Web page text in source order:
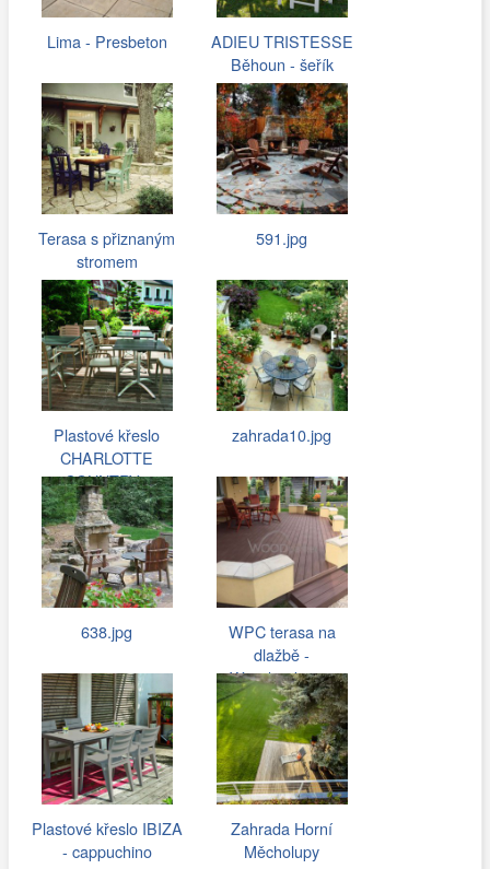
Lima - Presbeton
ADIEU TRISTESSE
Běhoun - šeřík
Terasa s přiznaným
stromem
591.jpg
Plastové křeslo
CHARLOTTE
COUNTRY -
cappuccino
zahrada10.jpg
638.jpg
WPC terasa na
dlažbě -
Woodparket.cz
Plastové křeslo IBIZA
- cappuchino
Zahrada Horní
Měcholupy